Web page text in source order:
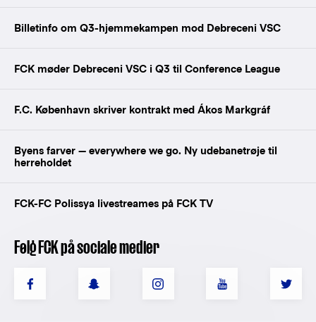
Billetinfo om Q3-hjemmekampen mod Debreceni VSC
FCK møder Debreceni VSC i Q3 til Conference League
F.C. København skriver kontrakt med Ákos Markgráf
Byens farver — everywhere we go. Ny udebanetrøje til
herreholdet
FCK-FC Polissya livestreames på FCK TV
Følg FCK på sociale medier